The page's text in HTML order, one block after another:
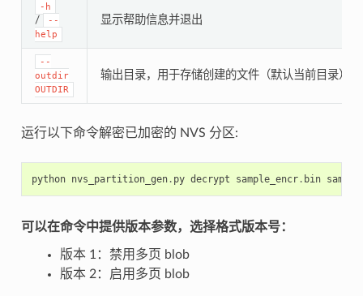
-h
/
--
help
显示帮助信息并退出
--
outdir
OUTDIR
输出目录，用于存储创建的文件（默认当前目录）
运行以下命令解密已加密的 NVS 分区:
python nvs_partition_gen. py decrypt sample_encr. bin
可以在命令中提供版本参数，选择格式版本号：
版本 1：禁用多页 blob
版本 2：启用多页 blob